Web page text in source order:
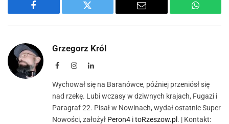
Facebook Twitter Email
Grzegorz Król
FacebookInstagramLinkedIn
Wychował się na Baranówce, później przeniósł się
nad rzekę. Lubi wczasy w dziwnych krajach, Fugazi i
Paragraf 22. Pisał w Nowinach, wydał ostatnie Super
Nowości, założył Peron4 itoRzeszow.pl . | Kontakt: